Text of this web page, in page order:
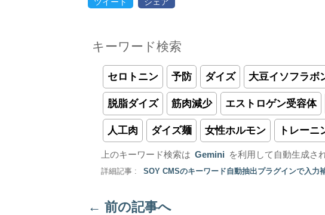
キーワード検索
セロトニン 予防 ダイズ 大豆イソフラボ
脱脂ダイズ 筋肉減少 エストロゲン受容体
人工肉 ダイズ麺 女性ホルモン トレーニ
上のキーワード検索は Gemini を利用して自動生成さ
詳細記事 : SOY CMSのキーワード自動抽出プラグインで入力
← 前の記事へ